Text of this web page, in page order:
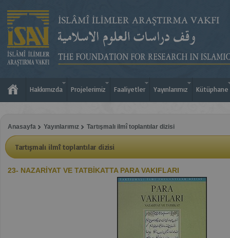
Hakkımızda Projelerimiz Faaliyetler Yayınlarımız Kütüphane
Tartışmalı ilmî toplantılar dizisi
Yayınlarımız
Anasayfa
Tartışmalı ilmî toplantılar dizisi
23- NAZARİYAT VE TATBİKATTA PARA VAKIFLARI